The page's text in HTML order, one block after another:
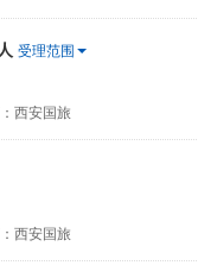
受理范围
西安国旅
西安国旅